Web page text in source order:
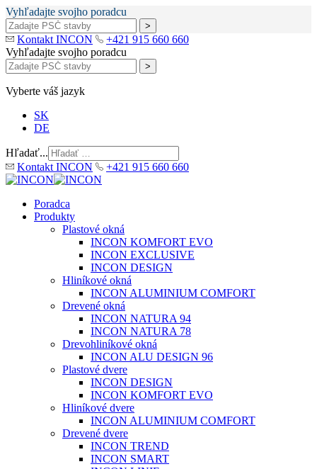
Vyhľadajte svojho poradcu
Kontakt INCON
+421 915 660 660
Vyhľadajte svojho poradcu
Vyberte váš jazyk
SK
DE
Hľadať...
Kontakt INCON
+421 915 660 660
Poradca
Produkty
Plastové okná
INCON KOMFORT EVO
INCON EXCLUSIVE
INCON DESIGN
Hliníkové okná
INCON ALUMINIUM COMFORT
Drevené okná
INCON NATURA 94
INCON NATURA 78
Drevohliníkové okná
INCON ALU DESIGN 96
Plastové dvere
INCON DESIGN
INCON KOMFORT EVO
Hliníkové dvere
INCON ALUMINIUM COMFORT
Drevené dvere
INCON TREND
INCON SMART